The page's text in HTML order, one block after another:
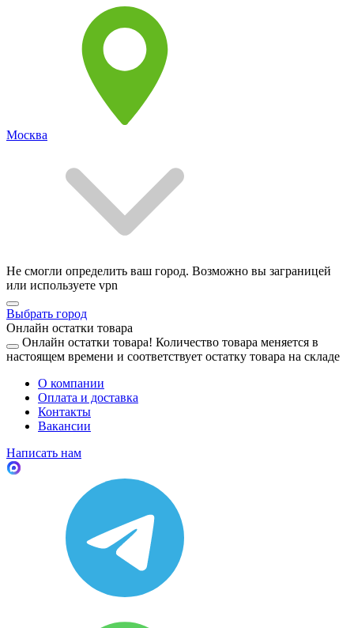
Москва
Не смогли определить ваш город. Возможно вы заграницей
или используете vpn
Выбрать город
Онлайн остатки товара
Онлайн остатки товара! Количество товара меняется в
настоящем времени и соответствует остатку товара на складе
О компании
Оплата и доставка
Контакты
Вакансии
Написать нам